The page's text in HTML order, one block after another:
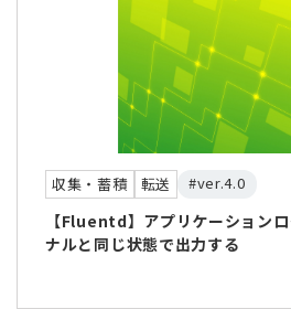
収集・蓄積 転送 #ver.4.0
【Fluentd】アプリケーション
ナルと同じ状態で出力する